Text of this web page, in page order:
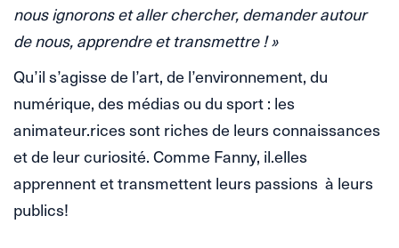
nous ignorons et aller chercher, demander autour
de nous, apprendre et transmettre ! »
Qu’il s’agisse de l’art, de l’environnement, du
numérique, des médias ou du sport : les
animateur.rices sont riches de leurs connaissances
et de leur curiosité. Comme Fanny, il.elles
apprennent et transmettent leurs passions à leurs
publics!